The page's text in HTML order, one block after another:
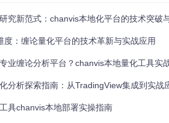
展示的多级别缠论结构分析界面，包含本质
环管理
全在本地环境闭环，满足金融机构的数据合规
行python hetl/stock/get_jqdata.py
究新范式：chanvis本地化平台的技术突破
度：缠论量化平台的技术革新与实战应用
业缠论分析平台？chanvis本地量化工具实
分析探索指南：从TradingView集成到实战
具chanvis本地部署实操指南